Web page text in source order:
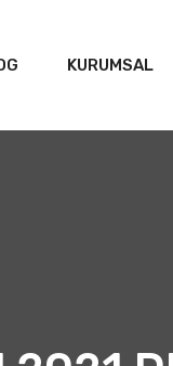
KURUMSAL